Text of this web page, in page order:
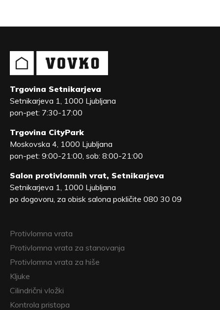
Trgovina Setnikarjeva
Setnikarjeva 1, 1000 Ljubljana
pon-pet: 7:30-17:00
Trgovina CityPark
Moskovska 4, 1000 Ljubljana
pon-pet: 9:00-21:00, sob: 8:00-21:00
Salon protivlomnih vrat, Setnikarjeva
Setnikarjeva 1, 1000 Ljubljana
po dogovoru, za obisk salona pokličite 080 30 09
Protivlomna vrata
Protivlomna vrata za stanovanja
Protivlomna vrata za hiše
Kljuke
Cilindrični vložki
Kontrola pristopa